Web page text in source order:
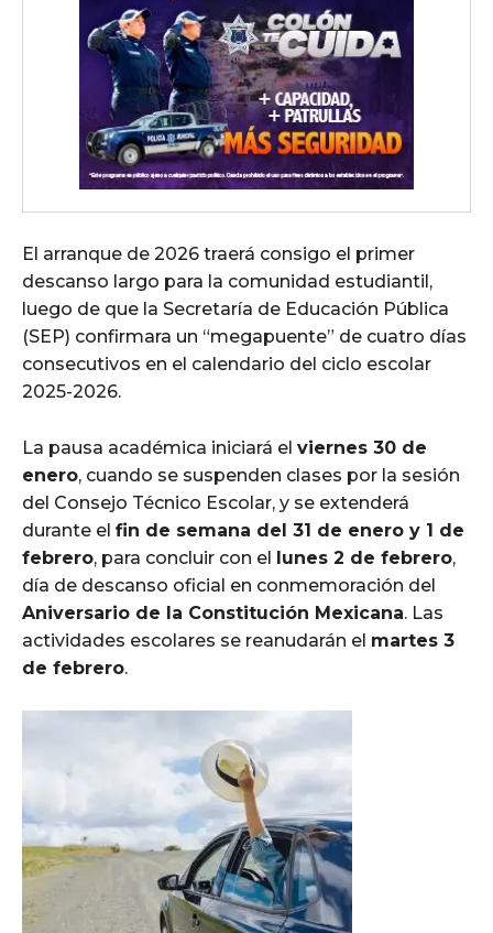
El arranque de 2026 traerá consigo el primer
descanso largo para la comunidad estudiantil,
luego de que la Secretaría de Educación Pública
(SEP) confirmara un “megapuente” de cuatro días
consecutivos en el calendario del ciclo escolar
2025-2026.
La pausa académica iniciará el viernes 30 de
enero, cuando se suspenden clases por la sesión
del Consejo Técnico Escolar, y se extenderá
durante el fin de semana del 31 de enero y 1 de
febrero, para concluir con el lunes 2 de febrero,
día de descanso oficial en conmemoración del
Aniversario de la Constitución Mexicana. Las
actividades escolares se reanudarán el martes 3
de febrero.